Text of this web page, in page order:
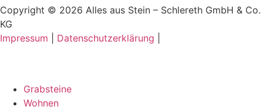
Copyright © 2026 Alles aus Stein – Schlereth GmbH & Co.
KG
Impressum
Datenschutzerklärung
Grabsteine
Wohnen